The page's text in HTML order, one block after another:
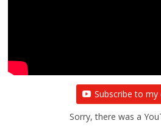
Subscribe to my
Sorry, there was a